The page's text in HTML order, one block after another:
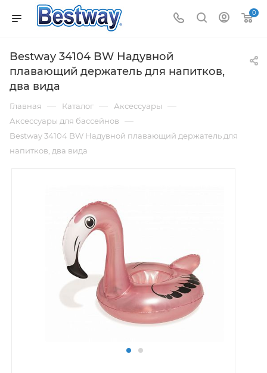
0
Bestway 34104 BW Надувной
плавающий держатель для напитков,
два вида
Главная — Каталог — Аксессуары —
Аксессуары для бассейнов —
Bestway 34104 BW Надувной плавающий держатель для
напитков, два вида